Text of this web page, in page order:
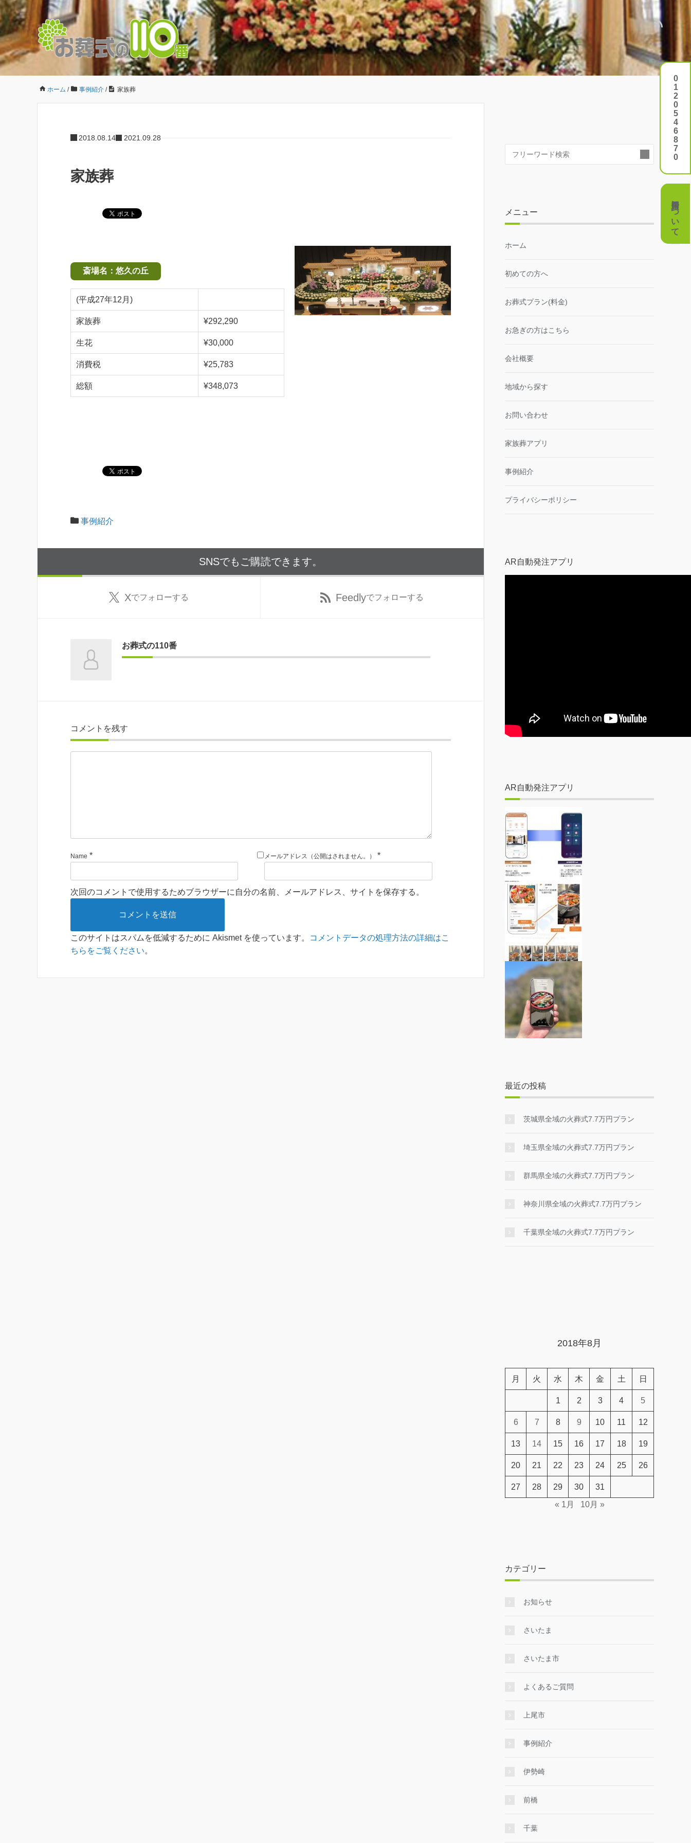
ホーム / 事例紹介 / 家族葬
2018.08.14 2021.09.28
家族葬
斎場名：悠久の丘
(平成27年12月)
家族葬 ¥292,290
生花 ¥30,000
消費税 ¥25,783
総額 ¥348,073
事例紹介
SNSでもご購読できます。
Xでフォローする Feedlyでフォローする
お葬式の110番
コメントを残す
Name * メールアドレス（公開はされません。） *
次回のコメントで使用するためブラウザーに自分の名前、メールアドレス、サイトを保存する。
このサイトはスパムを低減するために Akismet を使っています。
コメントデータの処理方法の詳細はこ
ちらをご覧ください。
0120546870
費用について
メニュー
ホーム
初めての方へ
お葬式プラン(料金)
お急ぎの方はこちら
会社概要
地域から探す
お問い合わせ
家族葬アプリ
事例紹介
プライバシーポリシー
AR自動発注アプリ
AR自動発注アプリ
最近の投稿
茨城県全域の火葬式7.7万円プラン
埼玉県全域の火葬式7.7万円プラン
群馬県全域の火葬式7.7万円プラン
神奈川県全域の火葬式7.7万円プラン
千葉県全域の火葬式7.7万円プラン
0120546870
費用について
2018年8月
月 火 水 木 金 土 日
1 2 3 4 5
6 7 8 9 10 11 12
13 14 15 16 17 18 19
20 21 22 23 24 25 26
27 28 29 30
31
« 1月
10月 »
カテゴリー
お知らせ
さいたま
さいたま市
よくあるご質問
上尾市
事例紹介
伊勢崎
前橋
千葉